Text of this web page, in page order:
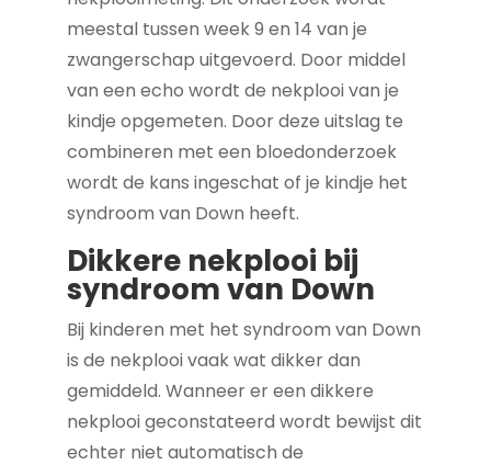
meestal tussen week 9 en 14 van je
zwangerschap uitgevoerd. Door middel
van een echo wordt de nekplooi van je
kindje opgemeten. Door deze uitslag te
combineren met een bloedonderzoek
wordt de kans ingeschat of je kindje het
syndroom van Down heeft.
Dikkere nekplooi bij
syndroom van Down
Bij kinderen met het syndroom van Down
is de nekplooi vaak wat dikker dan
gemiddeld. Wanneer er een dikkere
nekplooi geconstateerd wordt bewijst dit
echter niet automatisch de